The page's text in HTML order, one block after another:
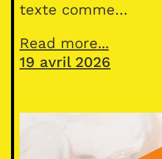
texte comme…
Read more...
19 avril 2026